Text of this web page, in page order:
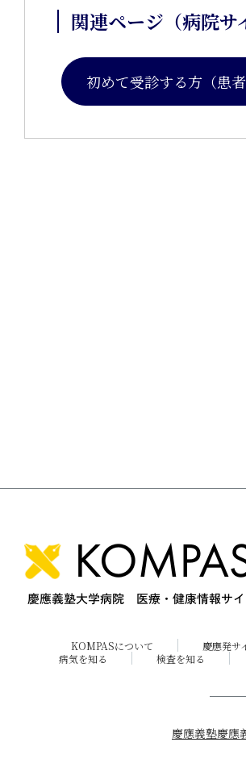
関連ページ（病院サ
初めて受診する方（患者
KOMPASについて 慶應発サ
病気を知る
検査を知る
慶應義塾慶應